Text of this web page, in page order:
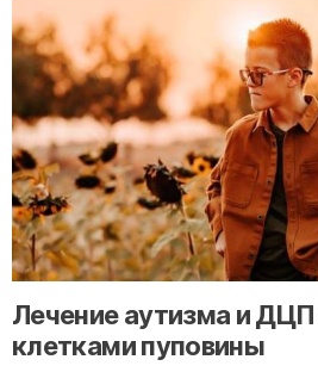
" alt="loading" class="img-responsive"/>
Лечение аутизма и
клетками пуповины